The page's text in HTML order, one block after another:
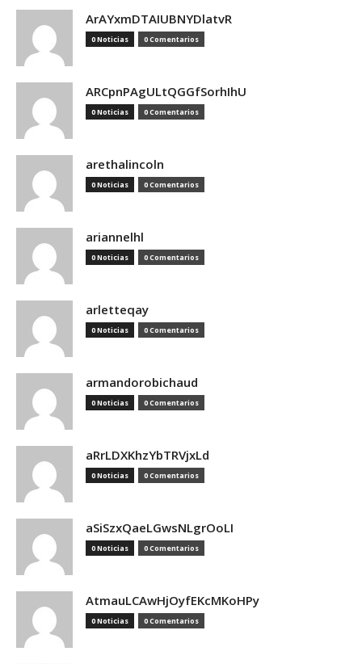
ArAYxmDTAIUBNYDlatvR
0 Noticias 0 Comentarios
ARCpnPAgULtQGGfSorhIhU
0 Noticias 0 Comentarios
arethalincoln
0 Noticias 0 Comentarios
ariannelhl
0 Noticias 0 Comentarios
arletteqay
0 Noticias 0 Comentarios
armandorobichaud
0 Noticias 0 Comentarios
aRrLDXKhzYbTRVjxLd
0 Noticias 0 Comentarios
aSiSzxQaeLGwsNLgrOoLI
0 Noticias 0 Comentarios
AtmauLCAwHjOyfEKcMKoHPy
0 Noticias 0 Comentarios